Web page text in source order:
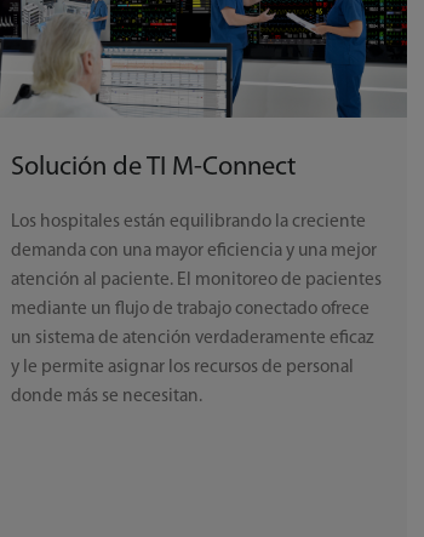
Solución de TI M-Connect
Los hospitales están equilibrando la creciente
demanda con una mayor eficiencia y una mejor
atención al paciente. El monitoreo de pacientes
mediante un flujo de trabajo conectado ofrece
un sistema de atención verdaderamente eficaz
y le permite asignar los recursos de personal
donde más se necesitan.